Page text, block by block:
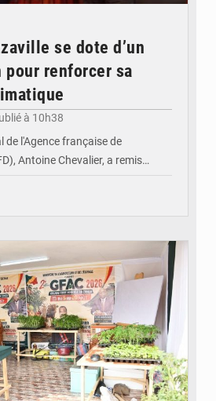
se dote d’un
pour renforcer sa
à 10h38
de l'Agence française de
Antoine Chevalier, a remis…